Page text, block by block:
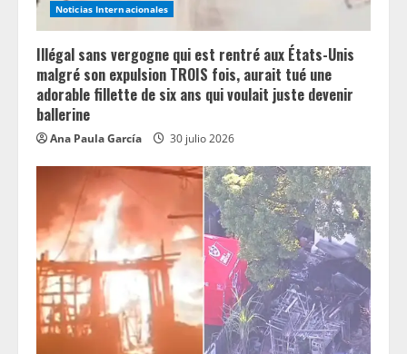
Noticias Internacionales
Illégal sans vergogne qui est rentré aux États-Unis
malgré son expulsion TROIS fois, aurait tué une
adorable fillette de six ans qui voulait juste devenir
ballerine
Ana Paula García 30 julio 2026